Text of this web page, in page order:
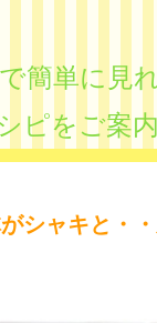
簡単に見
ピをご案内
シャキと・